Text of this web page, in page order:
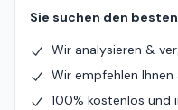
Sie suchen den
Wir analysieren &
Wir empfehlen
100% kostenlos und